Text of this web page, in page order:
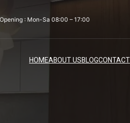
Opening : Mon-Sa 08:00 – 17:00
HOMEABOUT USBLOGCONTACT